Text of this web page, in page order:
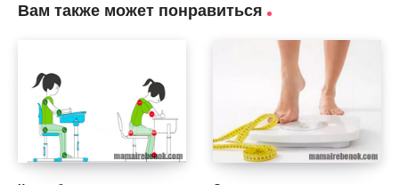
Вам также может понравиться